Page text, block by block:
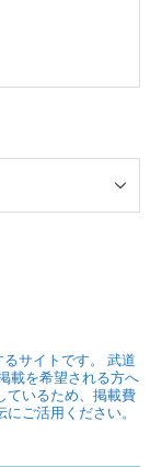
サイトです。
武道
載を希望される方へ
ているため、掲載費
ご活用ください。